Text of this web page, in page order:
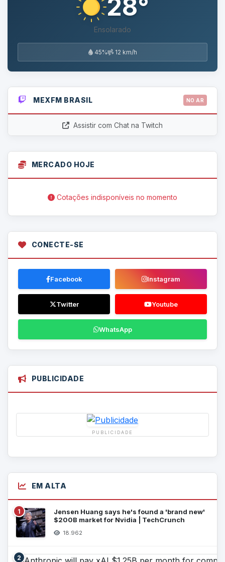
28°
Ensolarado
45% 12 km/h
MEXFM BRASIL NO AR
Assistir com Chat na Twitch
MERCADO HOJE
Cotações indisponíveis no momento
CONECTE-SE
Facebook Instagram
Twitter Youtube
WhatsApp
PUBLICIDADE
PUBLICIDADE
EM ALTA
1
Jensen Huang says he's found a 'brand new'
$200B market for Nvidia | TechCrunch
18.962
2